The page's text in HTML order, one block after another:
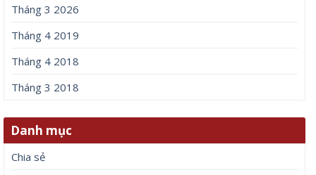
Tháng 3 2026
Tháng 4 2019
Tháng 4 2018
Tháng 3 2018
Danh mục
Chia sẻ